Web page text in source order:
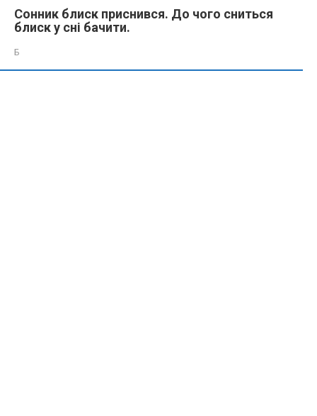
Сонник блиск приснився. До чого сниться
блиск у сні бачити.
Б